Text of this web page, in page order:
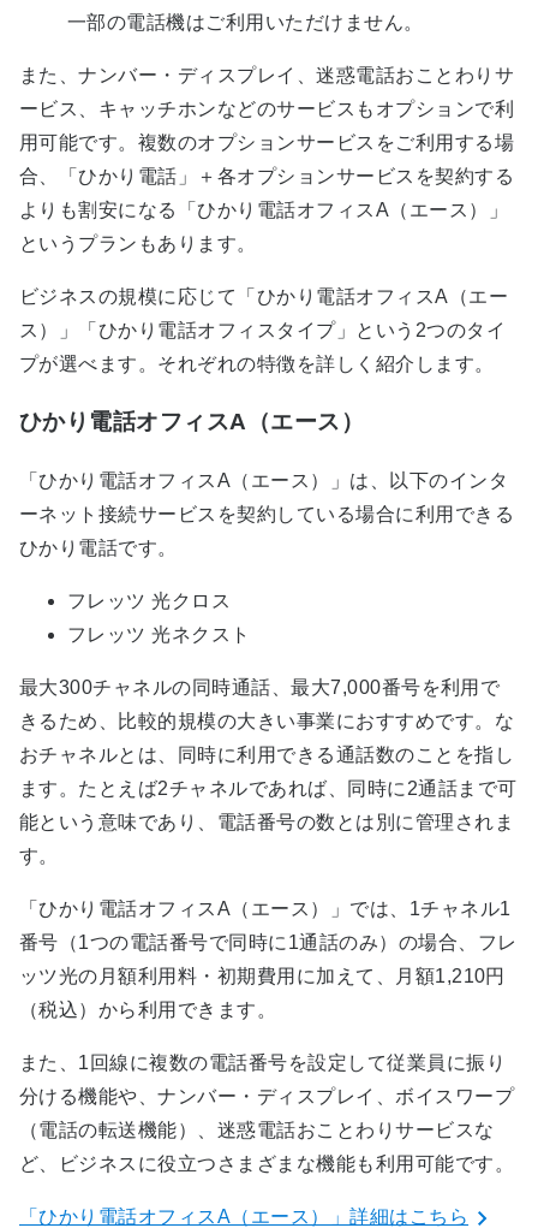
一部の電話機はご利用いただけません。
また、ナンバー・ディスプレイ、迷惑電話おことわりサ
ービス、キャッチホンなどのサービスもオプションで利
用可能です。複数のオプションサービスをご利用する場
合、「ひかり電話」＋各オプションサービスを契約する
よりも割安になる「ひかり電話オフィスA（エース）」
というプランもあります。
ビジネスの規模に応じて「ひかり電話オフィスA（エー
ス）」「ひかり電話オフィスタイプ」という2つのタイ
プが選べます。それぞれの特徴を詳しく紹介します。
ひかり電話オフィスA（エース）
「ひかり電話オフィスA（エース）」は、以下のインタ
ーネット接続サービスを契約している場合に利用できる
ひかり電話です。
フレッツ 光クロス
フレッツ 光ネクスト
最大300チャネルの同時通話、最大7,000番号を利用で
きるため、比較的規模の大きい事業におすすめです。な
おチャネルとは、同時に利用できる通話数のことを指し
ます。たとえば2チャネルであれば、同時に2通話まで可
能という意味であり、電話番号の数とは別に管理されま
す。
「ひかり電話オフィスA（エース）」では、1チャネル1
番号（1つの電話番号で同時に1通話のみ）の場合、フレ
ッツ光の月額利用料・初期費用に加えて、月額1,210円
（税込）から利用できます。
また、1回線に複数の電話番号を設定して従業員に振り
分ける機能や、ナンバー・ディスプレイ、ボイスワープ
（電話の転送機能）、迷惑電話おことわりサービスな
ど、ビジネスに役立つさまざまな機能も利用可能です。
「ひかり電話オフィスA（エース）」詳細はこちら